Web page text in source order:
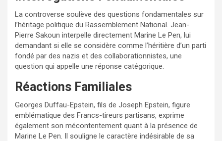
La controverse soulève des questions fondamentales sur
l’héritage politique du Rassemblement National. Jean-
Pierre Sakoun interpelle directement Marine Le Pen, lui
demandant si elle se considère comme l’héritière d’un parti
fondé par des nazis et des collaborationnistes, une
question qui appelle une réponse catégorique.
Réactions Familiales
Georges Duffau-Epstein, fils de Joseph Epstein, figure
emblématique des Francs-tireurs partisans, exprime
également son mécontentement quant à la présence de
Marine Le Pen. Il souligne le caractère indésirable de sa